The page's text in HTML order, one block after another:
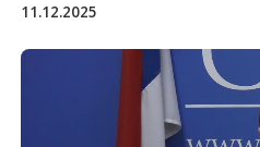
11.12.2025